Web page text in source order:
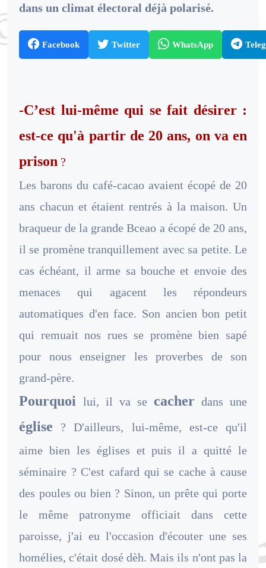
dans un climat électoral déjà polarisé.
Facebook Twitter WhatsApp
-C’est lui-même qui se fait désirer :
est-ce qu'à partir de 20 ans, on va en
prison ?
Les barons du café-cacao avaient écopé de 20
ans chacun et étaient rentrés à la maison. Un
braqueur de la grande Bceao a écopé de 20 ans,
il se promène tranquillement avec sa petite. Le
cas échéant, il arme sa bouche et envoie des
menaces qui agacent les répondeurs
automatiques d'en face. Son ancien bon petit
qui remuait nos rues se promène bien sapé
pour nous enseigner les proverbes de son
grand-père.
Pourquoi lui, il va se cacher dans une
église ? D'ailleurs, lui-même, est-ce qu'il
aime bien les églises et puis il a quitté le
séminaire ? C'est cafard qui se cache à cause
des poules ou bien ? Sinon, un prête qui porte
le même patronyme officiait dans cette
paroisse, j'ai eu l'occasion d'écouter une ses
homélies, c'était dosé dèh. Mais ils n'ont pas la